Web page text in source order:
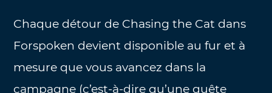
Chaque détour de Chasing the Cat dans
Forspoken devient disponible au fur et à
mesure que vous avancez dans la
campagne (c’est-à-dire qu’une quête